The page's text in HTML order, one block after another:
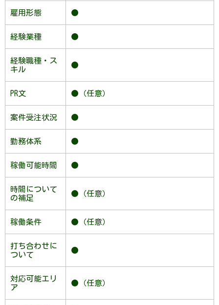
雇用形態 ●
経験業種 ●
経験職種・ス
キル
●
PR文 ●（任意）
案件受注状況 ●
勤務体系 ●
稼働可能時間 ●
時間について
の補足
●（任意）
稼働条件 ●（任意）
打ち合わせに
ついて
●
対応可能エリ
ア
●（任意）